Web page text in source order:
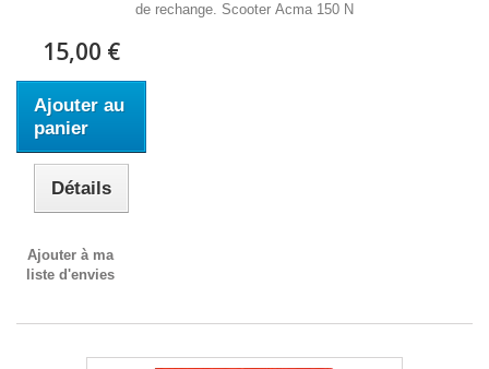
de rechange. Scooter Acma 150 N
15,00 €
Ajouter au
panier
Détails
Ajouter à ma
liste d'envies